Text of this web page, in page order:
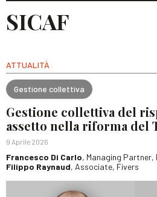
SICAF
ATTUALITÀ
Gestione collettiva
Gestione collettiva del
assetto nella riforma del
9 Aprile 2026
Francesco Di Carlo, Managing Partner,
Filippo Raynaud, Associate, Fivers